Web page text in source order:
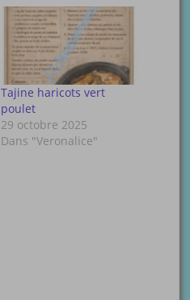
Tajine haricots vert
poulet
29 octobre 2025
Dans "Veronalice"